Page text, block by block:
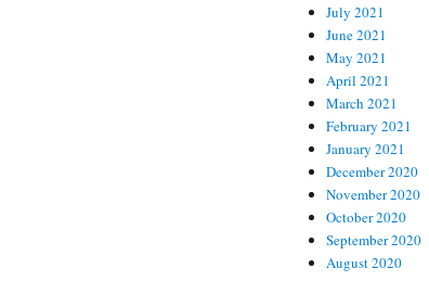
July 2021
June 2021
May 2021
April 2021
March 2021
February 2021
January 2021
December 2020
November 2020
October 2020
September 2020
August 2020